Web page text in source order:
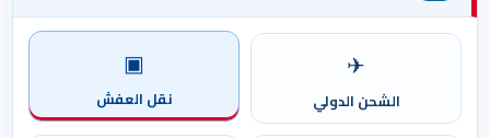
✈
الشحن الدولي
▣
نقل العفش